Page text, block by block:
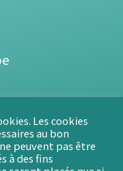
89
Les cookies
au bon
peuvent pas être
à des fins